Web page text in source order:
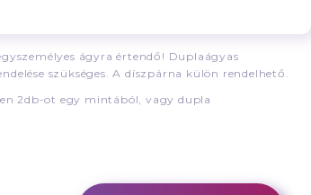
ágyra értendő! Duplaágyas
szükséges. A díszpárna külön rendelhető.
2db-ot egy mintából, vagy dupla